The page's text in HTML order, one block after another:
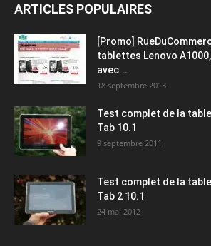
ARTICLES POPULAIRES
[Promo]
tablettes Lenovo
avec...
18 septembre 2013
Test complet de la
Tab 10.1
9 septembre 2011
Test complet de la
Tab 2 10.1
24 mai 2012